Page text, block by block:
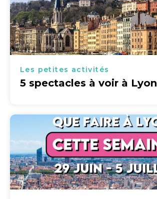
Les petites activités
5 spectacles à voir à Lyon